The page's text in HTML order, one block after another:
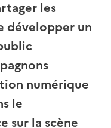
les
développer un
numérique
le
sur la scène